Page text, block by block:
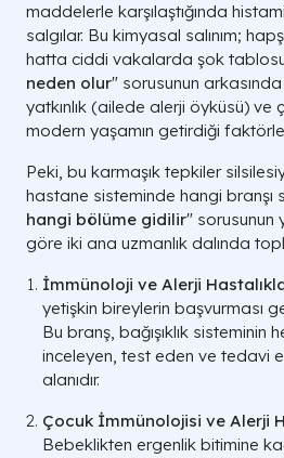
maddelerle karşılaştığında
salgılar. Bu kimyasal salınım;
hatta ciddi vakalarda şok
neden olur" sorusunun
yatkınlık (ailede alerji öyküsü) ve
modern yaşamın getirdiği
Peki, bu karmaşık tepkiler
hastane sisteminde hangi branşı
hangi bölüme gidilir" sorusunun
göre iki ana uzmanlık dalında
İmmünoloji ve Alerji
yetişkin bireylerin başvurması
Bu branş, bağışıklık sisteminin
inceleyen, test eden ve tedavi
alanıdır.
Çocuk İmmünolojisi ve Alerji
Bebeklikten ergenlik bitimine